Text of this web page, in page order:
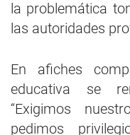
la problemática
las autoridades
En afiches
educativa se
“Exigimos
pedimos